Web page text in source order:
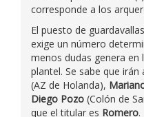
corresponde a los
El puesto de
exige un número
menos dudas genera en
plantel. Se sabe que irán
(AZ de Holanda),
Diego Pozo (Colón de
que el titular es Romero.